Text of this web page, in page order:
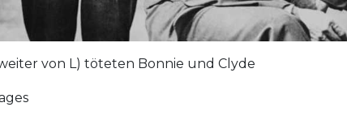
von L) töteten Bonnie und Clyde